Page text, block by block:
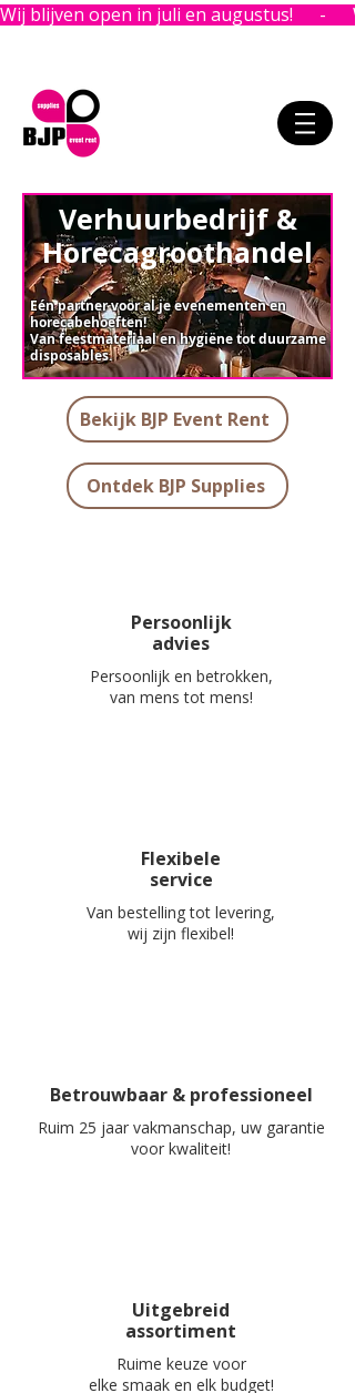
Wij blijven open in juli en augustus!      -
Verhuurbedrijf &
Horecagroothandel
Eén partner voor al je evenementen en
horecabehoeften!
Van feestmateriaal en hygiëne tot duurzame
disposables.
Bekijk BJP Event Rent
Ontdek BJP Supplies
Persoonlijk
advies
Persoonlijk en betrokken,
van mens tot mens!
Flexibele
service
Van bestelling tot levering,
wij zijn flexibel!
Betrouwbaar & professioneel
Ruim 25 jaar vakmanschap, uw garantie
voor kwaliteit!
Uitgebreid
assortiment
Ruime keuze voor
elke smaak en elk budget!